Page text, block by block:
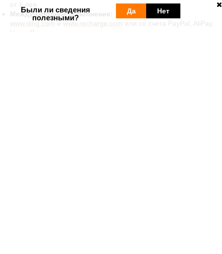
от 1 лея.
Международное пополнение:
www.ding.com и www.recharge.com или со счета PayPal, AliPay,
Union Pay или другого электронного кошелка.
Были ли сведения
полезными?
Да Нет